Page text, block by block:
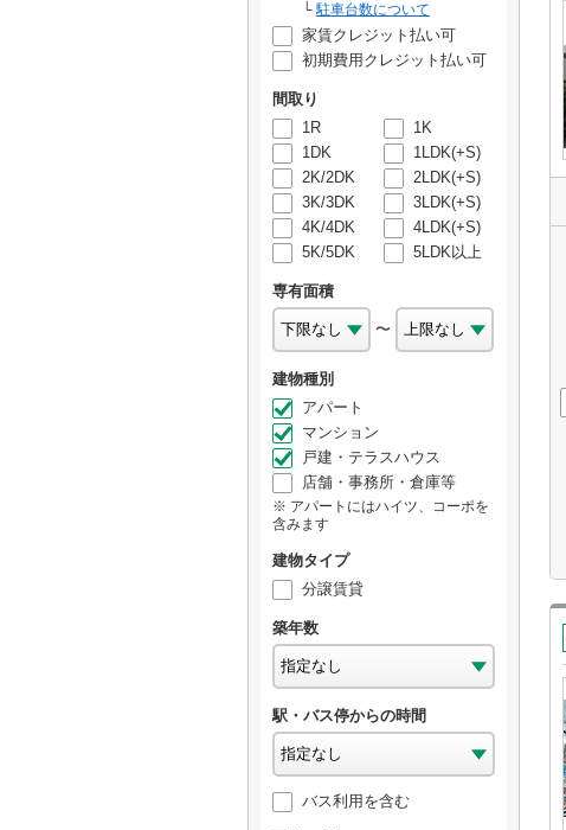
駐車台数について
家賃クレジット払い可
初期費用クレジット払い可
間取り
1R
1K
1DK
1LDK(+S)
2K/2DK
2LDK(+S)
3K/3DK
3LDK(+S)
4K/4DK
4LDK(+S)
5K/5DK
5LDK以上
専有面積
〜
建物種別
アパート
マンション
戸建・テラスハウス
店舗・事務所・倉庫等
アパートにはハイツ、コーポを
含みます
建物タイプ
分譲賃貸
築年数
駅・バス停からの時間
バス利用を含む